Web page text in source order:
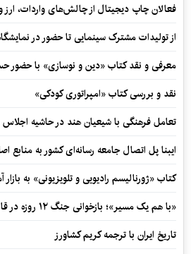
فعالان چاپ دیجیتال از چالش‌های واردات، ارز
از تولیدات مشترک سینمایی تا حضور در
معرفی و نقد کتاب «دین و نوسازی» با حضور
نقد و بررسی کتاب «امپراتوری کودکی»
تعامل فرهنگی با شیعیان هند در حاشیه
ایبنا پل اتصال جامعه رسانه‌ای کشور به منابع
کتاب «ژورنالیسم رادیویی و تلویزیونی» به بازار
«با هم یک مسیر»؛ بازخوانی جنگ ۱۲ روزه در قاب یک رمان کوتاه
تاریخ ایران با ترجمه کریم کشاورز